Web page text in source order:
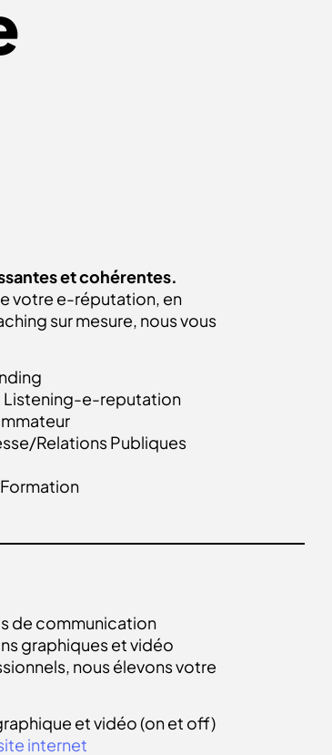
et cohérentes.
votre e-réputation, en
sur mesure, nous vous
Listening-e-reputation
Relations Publiques
de communication
graphiques et vidéo
nous élevons votre
et vidéo (on et off)
internet